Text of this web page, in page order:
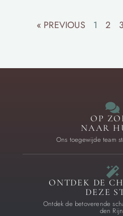
« PREVIOUS 1 2 3
OP
NAAR
Ons toegewijde team
ONTDEK DE
DEZE
Ontdek de betoverende
den